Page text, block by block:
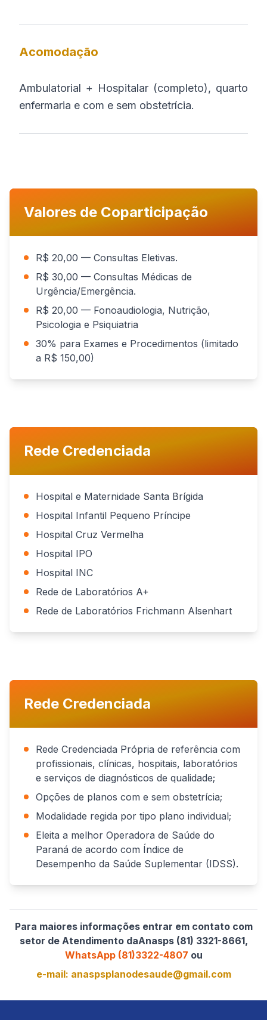
Acomodação
Ambulatorial + Hospitalar (completo), quarto
enfermaria e com e sem obstetrícia.
Valores de Coparticipação
R$ 20,00 — Consultas Eletivas.
R$ 30,00 — Consultas Médicas de
Urgência/Emergência.
R$ 20,00 — Fonoaudiologia, Nutrição,
Psicologia e Psiquiatria
30% para Exames e Procedimentos (limitado
a R$ 150,00)
Rede Credenciada
Hospital e Maternidade Santa Brígida
Hospital Infantil Pequeno Príncipe
Hospital Cruz Vermelha
Hospital IPO
Hospital INC
Rede de Laboratórios A+
Rede de Laboratórios Frichmann Alsenhart
Rede Credenciada
Rede Credenciada Própria de referência com
profissionais, clínicas, hospitais, laboratórios
e serviços de diagnósticos de qualidade;
Opções de planos com e sem obstetrícia;
Modalidade regida por tipo plano individual;
Eleita a melhor Operadora de Saúde do
Paraná de acordo com Índice de
Desempenho da Saúde Suplementar (IDSS).
Para maiores informações entrar em contato com
setor de Atendimento daAnasps (81) 3321-8661,
WhatsApp (81)3322-4807 ou
e-mail: anaspsplanodesaude@gmail.com